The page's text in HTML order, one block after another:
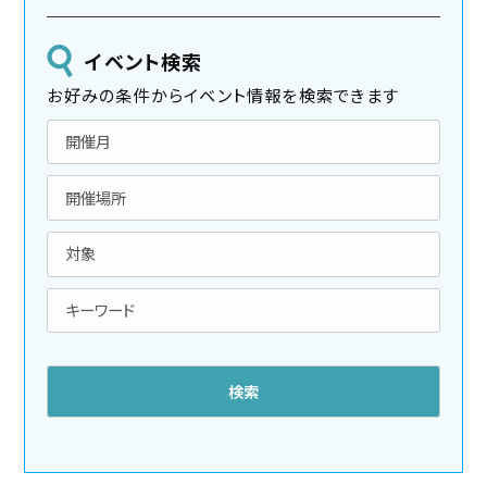
イベント検索
お好みの条件からイベント情報を検索できます